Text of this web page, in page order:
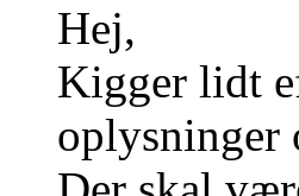
Hej,
Kigger lidt
oplysninger